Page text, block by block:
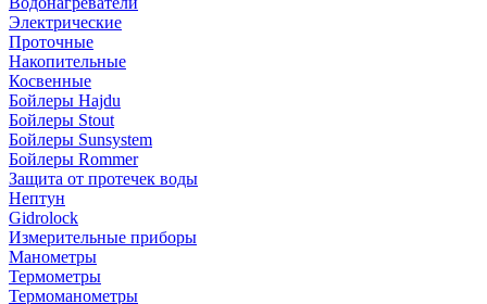
Электрические
Проточные
Накопительные
Косвенные
Бойлеры Hajdu
Бойлеры Stout
Бойлеры Sunsystem
Бойлеры Rommer
Защита от протечек воды
Нептун
Gidrolock
Измерительные приборы
Манометры
Термометры
Термоманометры